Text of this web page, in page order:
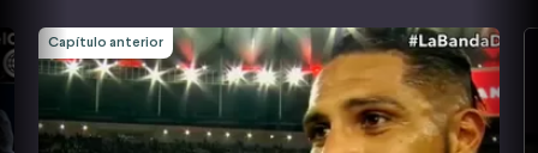
Capítulo anterior